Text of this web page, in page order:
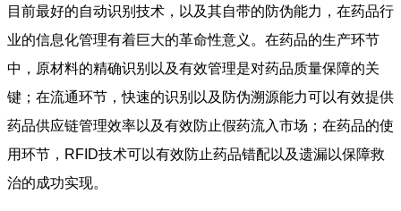
目前最好的自动识别技术，以及其自带的防伪能力，在药品行
业的信息化管理有着巨大的革命性意义。在药品的生产环节
中，原材料的精确识别以及有效管理是对药品质量保障的关
键；在流通环节，快速的识别以及防伪溯源能力可以有效提供
药品供应链管理效率以及有效防止假药流入市场；在药品的使
用环节，RFID技术可以有效防止药品错配以及遗漏以保障救
治的成功实现。